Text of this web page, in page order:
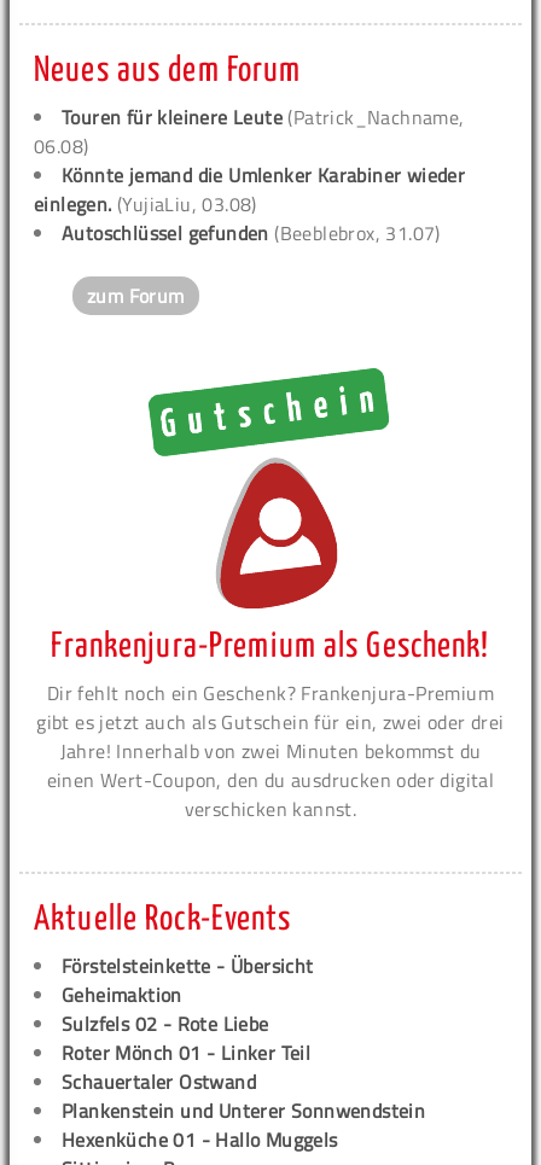
Neues aus dem Forum
Touren für kleinere Leute (Patrick_Nachname,
06.08)
Könnte jemand die Umlenker Karabiner wieder
einlegen. (YujiaLiu, 03.08)
Autoschlüssel gefunden (Beeblebrox, 31.07)
zum Forum
Frankenjura-Premium als Geschenk!
Dir fehlt noch ein Geschenk? Frankenjura-Premium
gibt es jetzt auch als Gutschein für ein, zwei oder drei
Jahre! Innerhalb von zwei Minuten bekommst du
einen Wert-Coupon, den du ausdrucken oder digital
verschicken kannst.
Aktuelle Rock-Events
Förstelsteinkette - Übersicht
Geheimaktion
Sulzfels 02 - Rote Liebe
Roter Mönch 01 - Linker Teil
Schauertaler Ostwand
Plankenstein und Unterer Sonnwendstein
Hexenküche 01 - Hallo Muggels